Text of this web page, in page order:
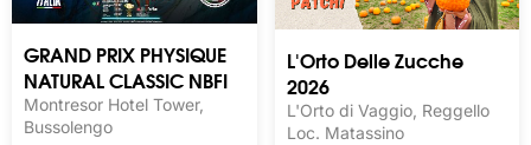
GRAND PRIX PHYSIQUE
NATURAL CLASSIC NBFI
Montresor Hotel Tower,
Bussolengo
L'Orto Delle Zucche
2026
L'Orto di Vaggio, Reggello
Loc. Matassino